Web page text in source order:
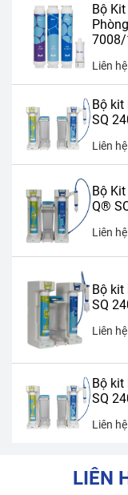
Bộ
Liên hệ
Bộ
SQ
Liên hệ
Bộ
Q®
Liên hệ
Bộ
SQ
Liên hệ
Bộ
SQ
Liên hệ
LIÊN